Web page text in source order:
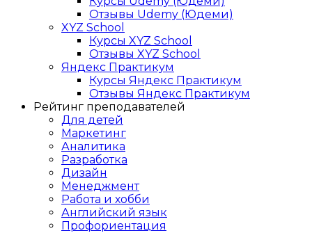
Отзывы Udemy (Юдеми)
XYZ School
Курсы XYZ School
Отзывы XYZ School
Яндекс Практикум
Курсы Яндекс Практикум
Отзывы Яндекс Практикум
Рейтинг преподавателей
Для детей
Маркетинг
Аналитика
Разработка
Дизайн
Менеджмент
Работа и хобби
Английский язык
Профориентация